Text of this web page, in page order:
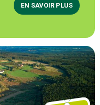
EN SAVOIR PLUS